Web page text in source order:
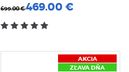
699.00 €469.00 €
AKCIA
ZĽAVA DŇA